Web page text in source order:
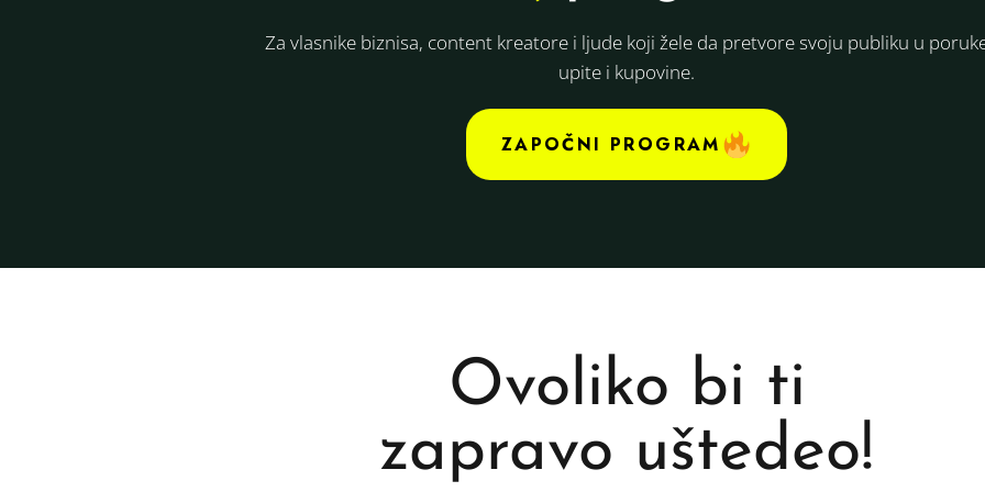
Za vlasnike biznisa, content kreatore i ljude koji žele da pretvore svoju publiku u
upite i kupovine.
ZAPOČNI PROGRAM
Ovoliko bi ti
zapravo uštedeo!